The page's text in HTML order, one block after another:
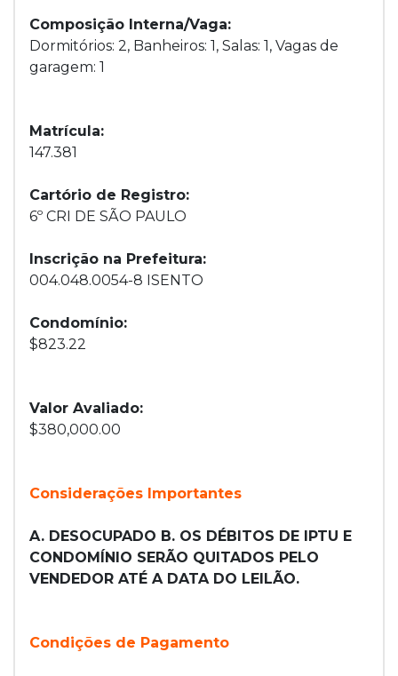
Composição Interna/Vaga:
Dormitórios: 2, Banheiros: 1, Salas: 1, Vagas de
garagem: 1
Matrícula:
147.381
Cartório de Registro:
6º CRI DE SÃO PAULO
Inscrição na Prefeitura:
004.048.0054-8 ISENTO
Condomínio:
$823.22
Valor Avaliado:
$380,000.00
Considerações Importantes
A. DESOCUPADO B. OS DÉBITOS DE IPTU E
CONDOMÍNIO SERÃO QUITADOS PELO
VENDEDOR ATÉ A DATA DO LEILÃO.
Condições de Pagamento